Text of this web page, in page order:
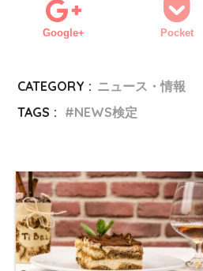
Google+ Pocket
CATEGORY : ニュース・情報
TAGS :
NEWS検定